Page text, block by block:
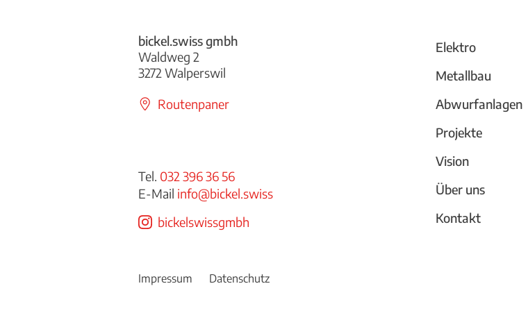
bickel.swiss gmbh
Waldweg 2
3272 Walperswil
Routenpaner
Tel. 032 396 36 56
E-Mail info@bickel.swiss
bickelswissgmbh
Elektro
Metallbau
Abwurfanlagen
Projekte
Vision
Über uns
Kontakt
Impressum Datenschutz